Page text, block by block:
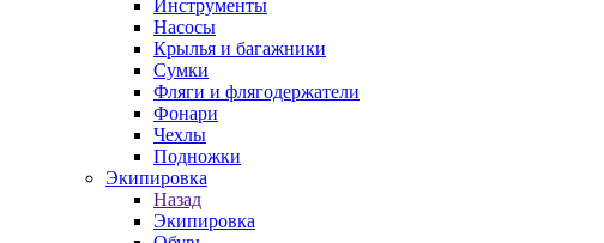
Инструменты
Насосы
Крылья и багажники
Сумки
Фляги и флягодержатели
Фонари
Чехлы
Подножки
Экипировка
Назад
Экипировка